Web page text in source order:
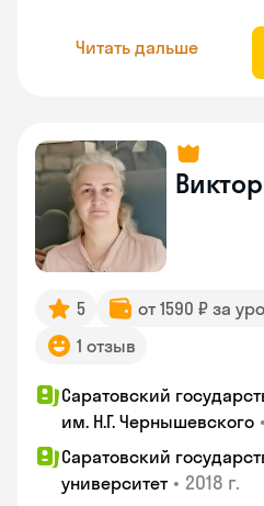
Читать дальше
5 от 1590 ₽ за
1 отзыв
Саратовский
им. Н.Г. Чернышевского •
Саратовский
университет • 2018 г.